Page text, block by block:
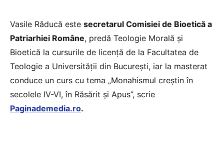
Vasile Răducă este secretarul Comisiei de Bioetică a
Patriarhiei Române, predă Teologie Morală și
Bioetică la cursurile de licență de la Facultatea de
Teologie a Universității din București, iar la masterat
conduce un curs cu tema „Monahismul creștin în
secolele IV-VI, în Răsărit și Apus”, scrie
Paginademedia.ro.